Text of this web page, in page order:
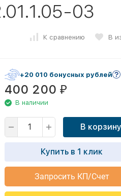
03
К сравнению В
+20 010 бонусных рублей
400 200 ₽
В наличии
В корзину
Купить в 1 клик
Запросить КП/Счет